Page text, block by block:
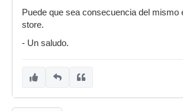
Puede que sea consecuencia del mismo
store.
- Un saludo.